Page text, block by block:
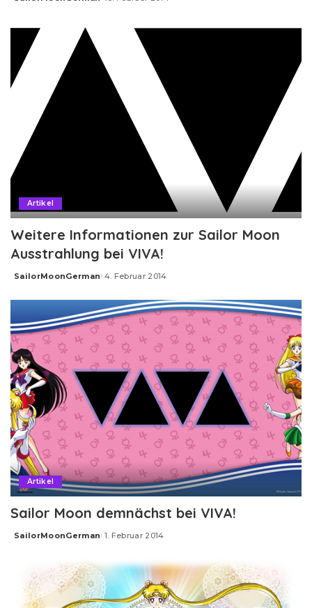
Posted
Artikel
Weitere Informationen zur Sailor Moon
Ausstrahlung bei VIVA!
Posted
SailorMoonGerman 4. Februar 2014
Artikel
Sailor Moon demnächst bei VIVA!
Posted
SailorMoonGerman 1. Februar 2014